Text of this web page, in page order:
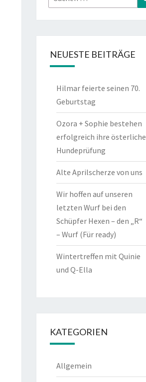
nach:
NEUESTE BEITRÄGE
Hilmar feierte seinen 70.
Geburtstag
Ozora + Sophie bestehen
erfolgreich ihre österliche
Hundeprüfung
Alte Aprilscherze von uns
Wir hoffen auf unseren
letzten Wurf bei den
Schüpfer Hexen – den „R“
– Wurf (Für ready)
Wintertreffen mit Quinie
und Q-Ella
KATEGORIEN
Allgemein